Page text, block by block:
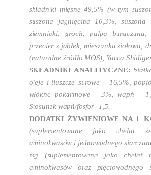
składniki mięsne 49,5% (w tym
suszona jagnięcina 16,3%, suszona
ziemniaki, groch, pulpa buraczana,
przecier z jabłek, mieszanka ziołowa,
(naturalne źródło MOS), Yucca
SKŁADNIKI ANALITYCZNE:
oleje i tłuszcze surowe – 16,5%,
włókno pokarmowe – 3%, wapń –
Stosunek wapń/fosfor- 1,5.
DODATKI ŻYWIENIOWE NA 1
(suplementowane jako chelat
aminokwasów i jednowodnego
mg (suplementowana jako chelat
aminokwasów oraz pięciowodnego